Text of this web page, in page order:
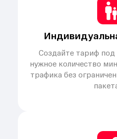
Создайте тариф
нужное количество
трафика без